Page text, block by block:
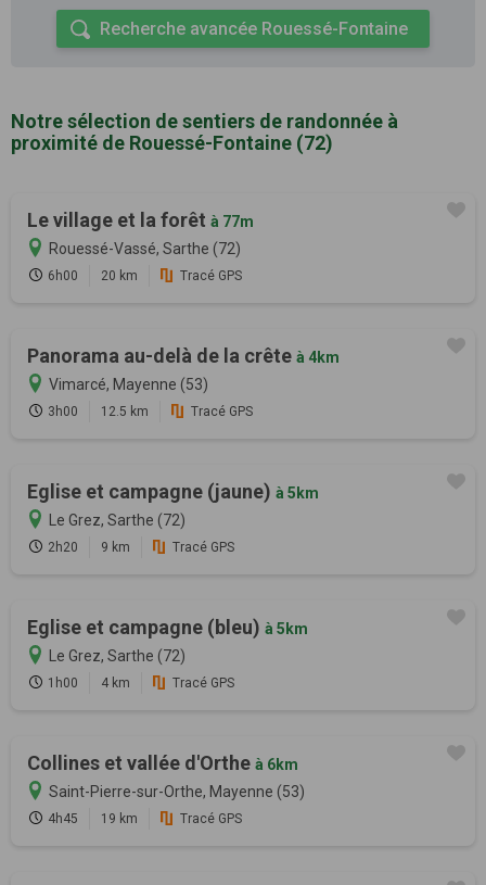
Recherche avancée Rouessé-Fontaine
Notre sélection de sentiers de randonnée à
proximité de Rouessé-Fontaine (72)
Le village et la forêt à 77m
Rouessé-Vassé, Sarthe (72)
6h00 20 km Tracé GPS
Panorama au-delà de la crête à 4km
Vimarcé, Mayenne (53)
3h00 12.5 km Tracé GPS
Eglise et campagne (jaune) à 5km
Le Grez, Sarthe (72)
2h20 9 km Tracé GPS
Eglise et campagne (bleu) à 5km
Le Grez, Sarthe (72)
1h00 4 km Tracé GPS
Collines et vallée d'Orthe à 6km
Saint-Pierre-sur-Orthe, Mayenne (53)
4h45 19 km Tracé GPS